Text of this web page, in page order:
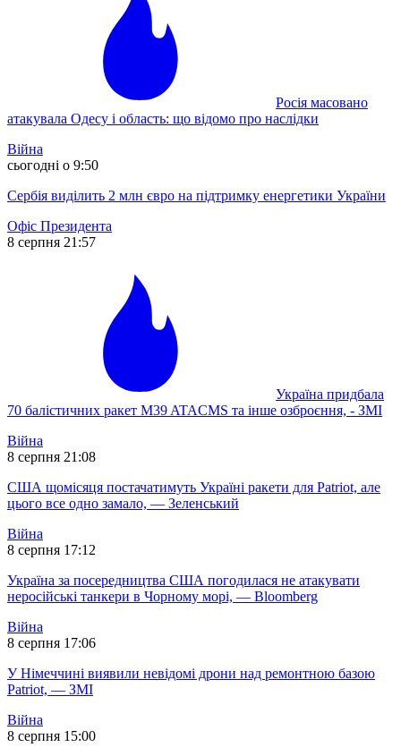
Росія масовано
атакувала Одесу і область: що відомо про наслідки
Війна
сьогодні о 9:50
Сербія виділить 2 млн євро на підтримку енергетики України
Офіс Президента
8 серпня 21:57
Україна придбала
70 балістичних ракет M39 ATACMS та інше озброєння, - ЗМІ
Війна
8 серпня 21:08
США щомісяця постачатимуть Україні ракети для Patriot, але
цього все одно замало, — Зеленський
Війна
8 серпня 17:12
Україна за посередництва США погодилася не атакувати
неросійські танкери в Чорному морі, — Bloomberg
Війна
8 серпня 17:06
У Німеччині виявили невідомі дрони над ремонтною базою
Patriot, — ЗМІ
Війна
8 серпня 15:00